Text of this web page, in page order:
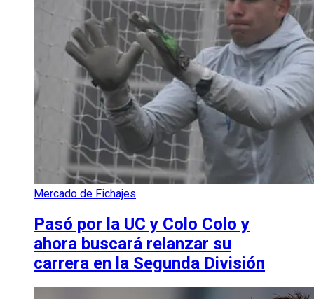
Mercado de Fichajes
Pasó por la UC y Colo Colo y
ahora buscará relanzar su
carrera en la Segunda División